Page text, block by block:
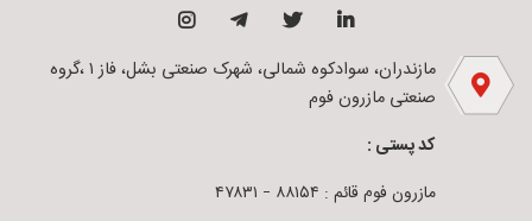
مازندران، سوادکوه شمالی، شهرک صنعتی بشل، فاز ۱ ،گروه
صنعتی مازرون فوم
کد پستی :
مازرون فوم قائم : ۸۸۱۵۴ – ۴۷۸۳۱